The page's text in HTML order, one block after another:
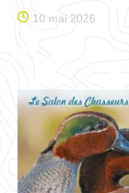
10 mai 2026